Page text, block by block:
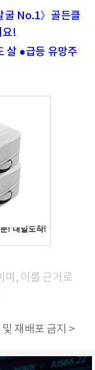
굴 No.1》골든클
요!
살 ●급등 유망주
며, 이를 근거로
재배포 금지 >